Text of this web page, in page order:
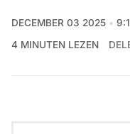
DECEMBER 03 2025
4 MINUTEN LEZEN